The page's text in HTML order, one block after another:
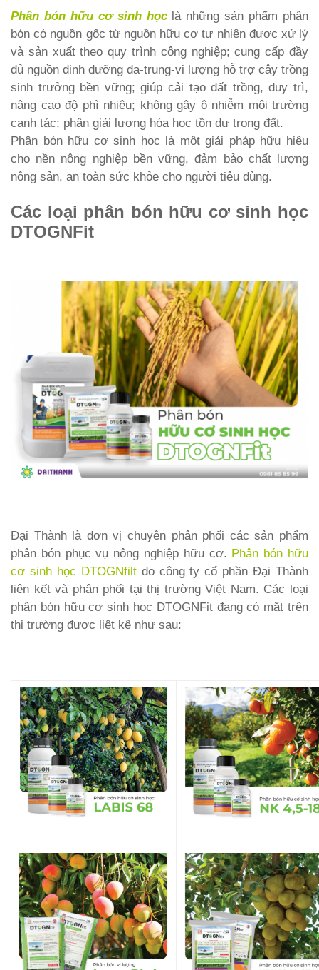
Phân bón hữu cơ sinh họclà những sản phẩm phân
bón có nguồn gốc từ nguồn hữu cơ tự nhiên được xử lý
và sản xuất theo quy trình công nghiệp; cung cấp đầy
đủ nguồn dinh dưỡng đa-trung-vi lượng hỗ trợ cây trồng
sinh trưởng bền vững; giúp cải tạo đất trồng, duy trì,
nâng cao độ phì nhiêu; không gây ô nhiễm môi trường
canh tác; phân giải lượng hóa học tồn dư trong đất.
Phân bón hữu cơ sinh học là một giải pháp hữu hiệu
cho nền nông nghiệp bền vững, đảm bảo chất lượng
nông sản, an toàn sức khỏe cho người tiêu dùng.
Các loại phân bón hữu cơ sinh học
DTOGNFit
Đại Thành là đơn vị chuyên phân phối các sản phẩm
phân bón phục vụ nông nghiệp hữu cơ. Phân bón hữu
cơ sinh học DTOGNfiltdo công ty cổ phần Đại Thành
liên kết và phân phối tại thị trường Việt Nam. Các loại
phân bón hữu cơ sinh học DTOGNFit đang có mặt trên
thị trường được liệt kê như sau: